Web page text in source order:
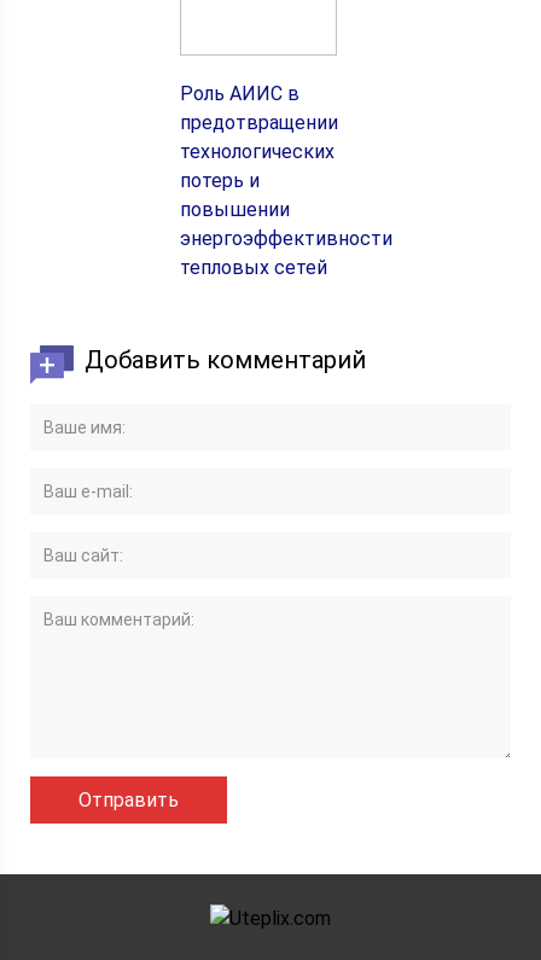
Роль АИИС в
предотвращении
технологических
потерь и
повышении
энергоэффективности
тепловых сетей
Добавить комментарий